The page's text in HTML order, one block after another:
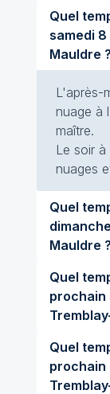
Quel
samedi 8 aout à Le Tremblay-sur-
Mauldre ?
L'après-
nuage à
maître.
Le soir
nuages
Quel
dimanche 9 aout à Le Tremblay-sur-
Mauldre ?
Quel
prochain samedi 15 aout à Le
Quel
prochain dimanche 16 aout à Le